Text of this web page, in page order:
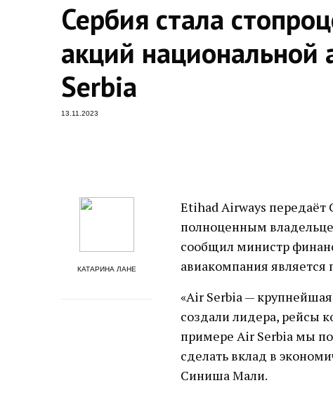
Сербия стала
акций национальной
Serbia
13.11.2023
КАТАРИНА ЛАНЕ
Etihad Airways передаёт
полноценным
сообщил министр
авиакомпания является
«Air Serbia —
создали лидера, рейсы
примере Air Serbia мы
сделать вклад в
Синиша Мали.